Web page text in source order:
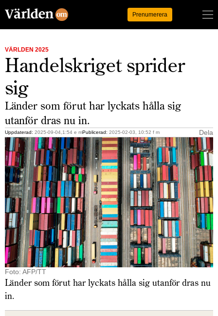
Prenumerera
VÄRLDEN 2025
Handelskriget sprider
sig
Länder som förut har lyckats hålla sig
utanför dras nu in.
Uppdaterad: 2025-09-04,1:54 e mPublicerad: 2025-02-03, 10:52 f m Dela
Foto: AFP/TT
Länder som förut har lyckats hålla sig utanför dras nu
in.